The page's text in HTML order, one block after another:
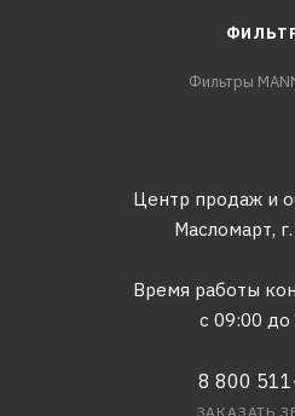
Фильтры
Центр продаж и
Масломарт,
Время работы
с 09:00 до
8 800
ЗАКАЗАТЬ